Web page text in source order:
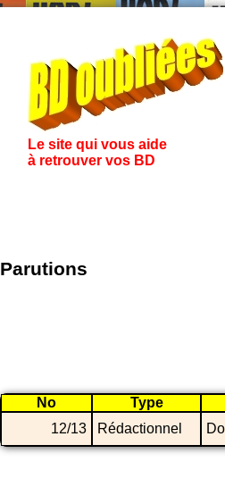
Le site qui vous aide
à retrouver vos BD
Parutions
No Type
12/13
Rédactionnel